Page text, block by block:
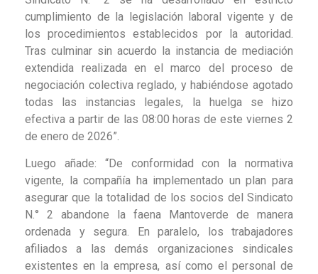
cumplimiento de la legislación laboral vigente y de
los procedimientos establecidos por la autoridad.
Tras culminar sin acuerdo la instancia de mediación
extendida realizada en el marco del proceso de
negociación colectiva reglado, y habiéndose agotado
todas las instancias legales, la huelga se hizo
efectiva a partir de las 08:00 horas de este viernes 2
de enero de 2026”.
Luego añade: “De conformidad con la normativa
vigente, la compañía ha implementado un plan para
asegurar que la totalidad de los socios del Sindicato
N.° 2 abandone la faena Mantoverde de manera
ordenada y segura. En paralelo, los trabajadores
afiliados a las demás organizaciones sindicales
existentes en la empresa, así como el personal de